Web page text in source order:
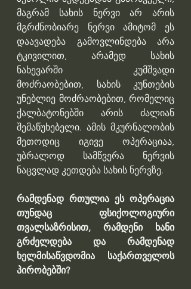
მაგრამ სახის ნერვი არ არის
მგრძნობიარე ნერვი ამიტომ ეს
დაავადება გამოვლინდება არა
ტკივილით, არამედ სახის
ნახევარში კუმშვადი
მოძრაობებით, სახის კუნთების
უნებლიე მოძრაობებით, რომელიც
ქალბატონებში არის ძალიან
შემაწუხებელი. ამის მკურნალობის
მეთოდიც იგივე ოპერაციაა,
უბრალოდ სამწვერა ნერვის
ნაცვლად კეთდება სახის ნერვზე.
რამდენად რთულია ეს ოპერაცია
თუნდაც ფსიქოლოგიური
თვალსაზრისით, რამდენი ხანი
გრძელდება და რამდენად
ხელმისაწვდომია საქართველოს
პირობებში?